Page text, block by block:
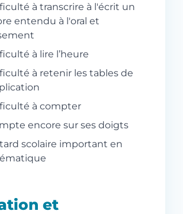
à transcrire à l'écrit un
entendu à l'oral et
à lire l’heure
à retenir les tables de
à compter
encore sur ses doigts
scolaire important en
et